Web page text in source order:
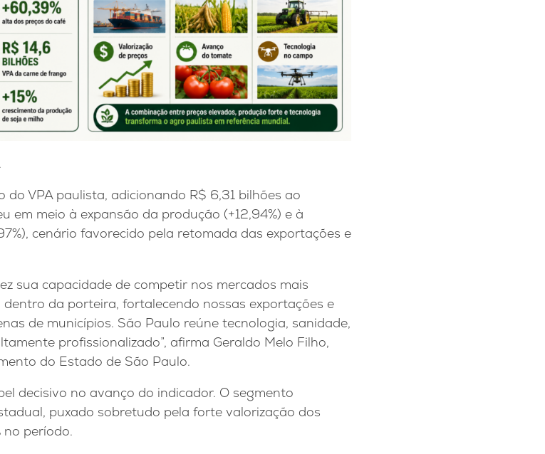
VPA paulista, adicionando R$ 6,31 bilhões ao
em meio à expansão da produção (+12,94%) e à
cenário favorecido pela retomada das exportações e
sua capacidade de competir nos mercados mais
da porteira, fortalecendo nossas exportações e
de municípios. São Paulo reúne tecnologia, sanidade,
profissionalizado”, afirma Geraldo Melo Filho,
do Estado de São Paulo.
decisivo no avanço do indicador. O segmento
puxado sobretudo pela forte valorização dos
no período.